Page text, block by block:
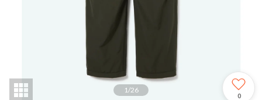
1/26
0